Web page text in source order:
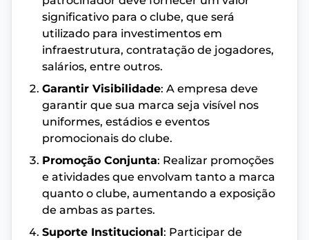
significativo para o clube, que será
utilizado para investimentos em
infraestrutura, contratação de jogadores,
salários, entre outros.
Garantir Visibilidade: A empresa deve
garantir que sua marca seja visível nos
uniformes, estádios e eventos
promocionais do clube.
Promoção Conjunta: Realizar promoções
e atividades que envolvam tanto a marca
quanto o clube, aumentando a exposição
de ambas as partes.
Suporte Institucional: Participar de